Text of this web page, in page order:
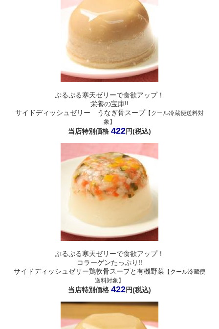
ぷるぷる寒天ゼリーで食欲アップ！
栄養の宝庫!!
サイドディッシュゼリー うなぎ骨スープ 【クール冷蔵便送料対
象】
当店特別価格 422円(税込)
ぷるぷる寒天ゼリーで食欲アップ！
コラーゲンたっぷり!!
サイドディッシュゼリー鶏軟骨スープと有機野菜 【クール冷蔵便
送料対象】
当店特別価格 422円(税込)